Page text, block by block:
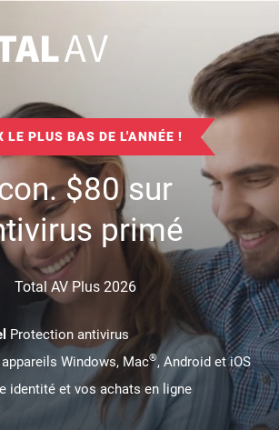
LE PLUS BAS DE L'ANNÉE !
$80sur
primé
Total AV Plus 2026
Protection antivirus
Windows, Mac®, Android et iOS
identité et vos achats en ligne